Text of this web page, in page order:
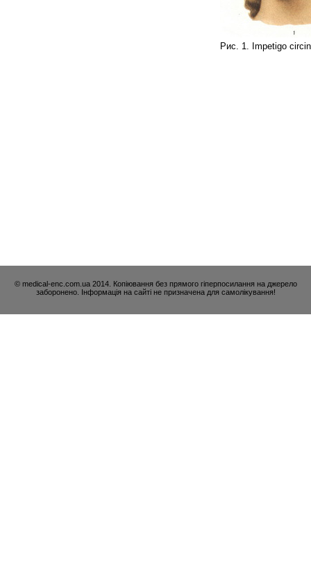
Рис. 1. Impetigo
© medical-enc.com.ua 2014. Копіювання без прямого гіперпосилання на джерело
заборонено. Інформація на сайті не призначена для самолікування!